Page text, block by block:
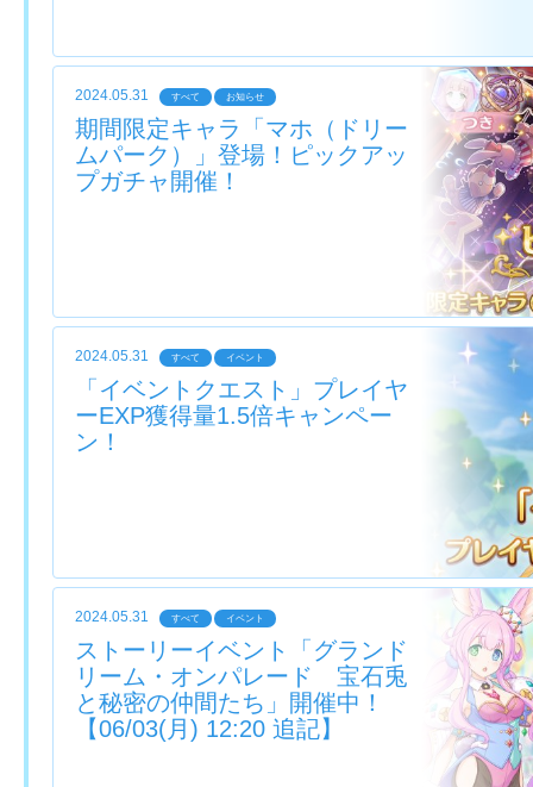
2024.05.31 すべて お知らせ
期間限定キャラ「マホ（ドリー
ムパーク）」登場！ピックアッ
プガチャ開催！
2024.05.31 すべて イベント
「イベントクエスト」プレイヤ
ーEXP獲得量1.5倍キャンペー
ン！
2024.05.31 すべて イベント
ストーリーイベント「グランド
リーム・オンパレード 宝石兎
と秘密の仲間たち」開催中！
【06/03(月) 12:20 追記】